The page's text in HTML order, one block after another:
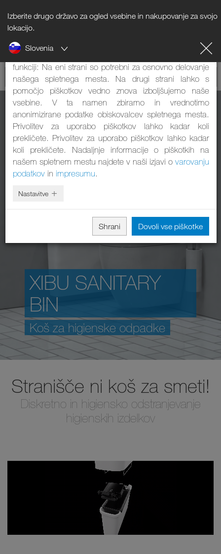
Izberite drugo državo za ogled vsebine in nakupovanje za svojo
lokacijo.
Slovenia
XIBU SANITARY
BIN
Koš za higienske odpadke
Stranišče ni koš za smeti!
Diskretno in higiensko odstranjevanje
higienskih izdelkov
Napotki o piškotkih
Naše spletno mesto uporablja piškotke. Ti imajo dve
funkciji: Na eni strani so potrebni za osnovno delovanje
našega spletnega mesta. Na drugi strani lahko s
pomočjo piškotkov vedno znova izboljšujemo naše
vsebine. V ta namen zbiramo in vrednotimo
anonimizirane podatke obiskovalcev spletnega mesta.
Privolitev za uporabo piškotkov lahko kadar koli
prekličete. Privolitev za uporabo piškotkov lahko kadar
koli prekličete. Nadaljnje informacije o piškotkih na
našem spletnem mestu najdete v naši izjavi o varovanju
podatkov in impresumu.
Nastavitve
Shrani Dovoli vse piškotke